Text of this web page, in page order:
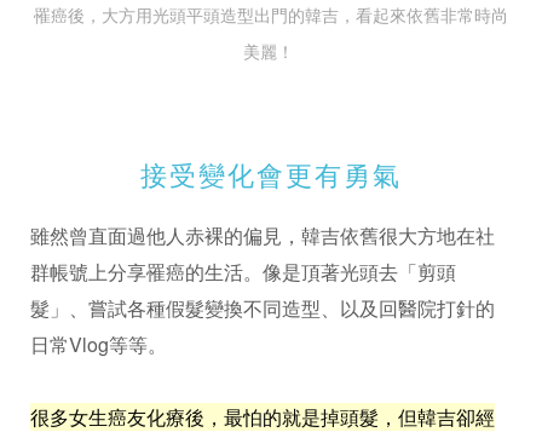
罹癌後，大方用光頭平頭造型出門的韓吉，看起來依舊非常時尚
美麗！
接受變化會更有勇氣
雖然曾直面過他人赤裸的偏見，韓吉依舊很大方地在社
群帳號上分享罹癌的生活。像是頂著光頭去「剪頭
髮」、嘗試各種假髮變換不同造型、以及回醫院打針的
日常Vlog等等。
很多女生癌友化療後，最怕的就是掉頭髮，但韓吉卻經